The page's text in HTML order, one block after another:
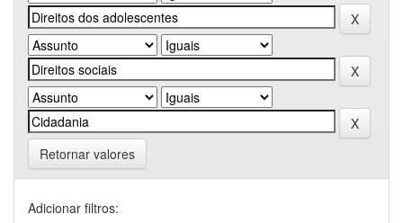
Retornar valores
Adicionar filtros: